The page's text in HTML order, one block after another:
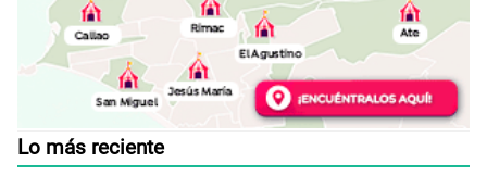
Lo más reciente